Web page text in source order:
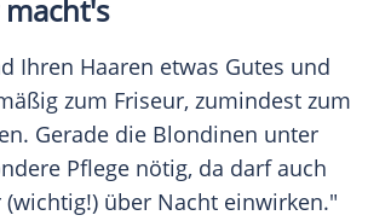
Ihren Haaren etwas Gutes und
zum Friseur, zumindest zum
Gerade die Blondinen unter
Pflege nötig, da darf auch
über Nacht einwirken."